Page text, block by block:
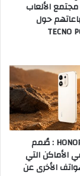
مجتمع الألعاب
حول
TECNO
HONOR X7e Plus 5G : صُمم
الأماكن التي
الأخرى عن